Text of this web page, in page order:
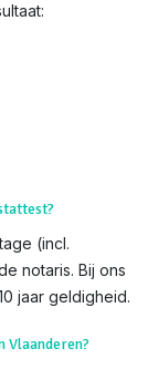
(incl.
notaris. Bij ons
jaar geldigheid.
Vlaanderen?